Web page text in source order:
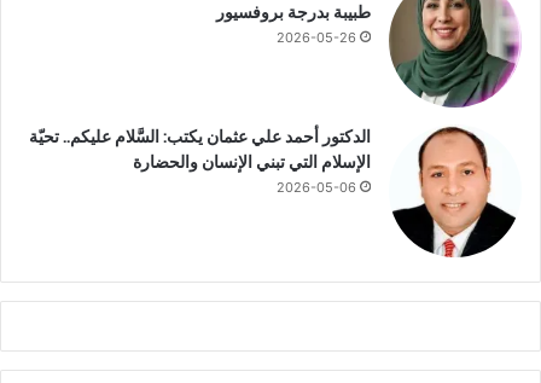
ل
م
ح
طبيبة بدرجة بروفسيور
2026-05-26
الدكتور أحمد علي عثمان يكتب: السَّلام عليكم.. تحيّة
الإسلام التي تبني الإنسان والحضارة
2026-05-06